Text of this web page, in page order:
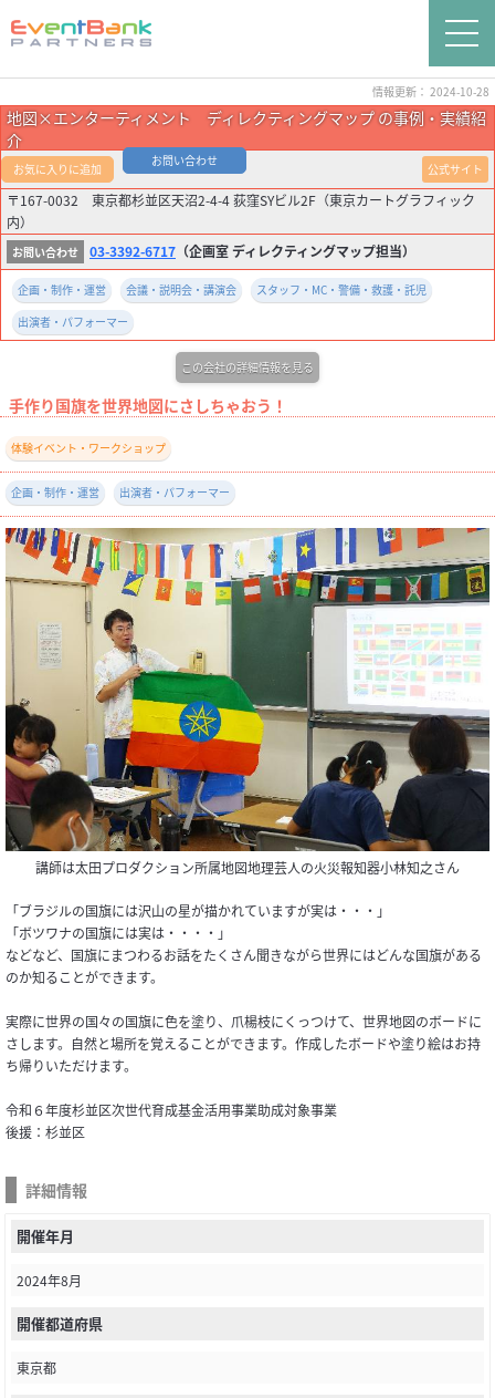
情報更新： 2024-10-28
地図×エンターティメント ディレクティングマップ の事例・実績紹
介
お気に入りに追加
〒167-0032 東京都杉並区天沼2-4-4 荻窪SYビル2F（東京カートグラフィック
内）
03-3392-6717 （企画室 ディレクティングマップ担当）
公式サイト
お問い合わせ
企画・制作・運営 会議・説明会・講演会
スタッフ・MC・警備・救護・託児
出演者・パフォーマー
この会社の詳細情報を見る
手作り国旗を世界地図にさしちゃおう！
体験イベント・ワークショップ
企画・制作・運営 出演者・パフォーマー
講師は太田プロダクション所属地図地理芸人の火災報知器小林知之さん
「ブラジルの国旗には沢山の星が描かれていますが実は・・・」
「ボツワナの国旗には実は・・・・」
などなど、国旗にまつわるお話をたくさん聞きながら世界にはどんな国旗がある
のか知ることができます。
実際に世界の国々の国旗に色を塗り、爪楊枝にくっつけて、世界地図のボードに
さします。自然と場所を覚えることができます。作成したボードや塗り絵はお持
ち帰りいただけます。
令和６年度杉並区次世代育成基金活用事業助成対象事業
後援：杉並区
詳細情報
開催年月
2024年8月
開催都道府県
東京都